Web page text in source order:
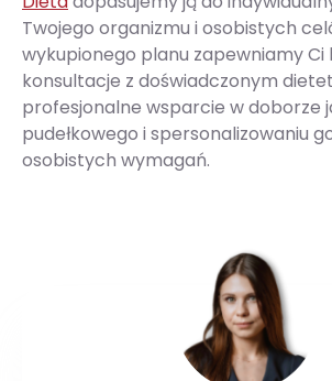
Twojego organizmu i osobistych
wykupionego planu zapewniamy Ci
konsultacje z doświadczonym
profesjonalne wsparcie w doborze
pudełkowego i spersonalizowaniu
osobistych wymagań.